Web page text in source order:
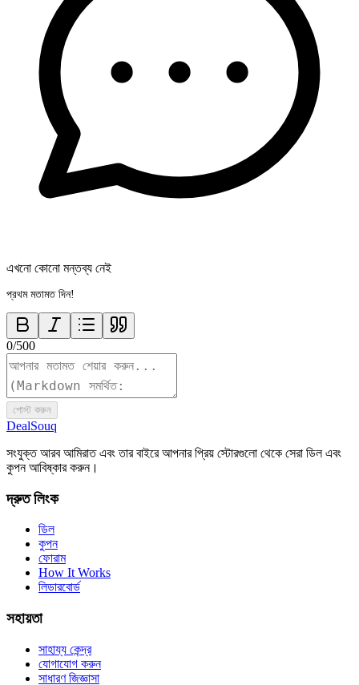
এখনো কোনো মন্তব্য নেই
প্রথম মতামত দিন!
0/500
পোস্ট করুন
DealSouq
সংযুক্ত আরব আমিরাত এবং তার বাইরে আপনার প্রিয় স্টোরগুলো থেকে সেরা ডিল এবং
কুপন আবিষ্কার করুন।
দ্রুত লিংক
ডিল
কুপন
ফোরাম
How It Works
লিডারবোর্ড
সহায়তা
সাহায্য কেন্দ্র
যোগাযোগ করুন
সাধারণ জিজ্ঞাসা